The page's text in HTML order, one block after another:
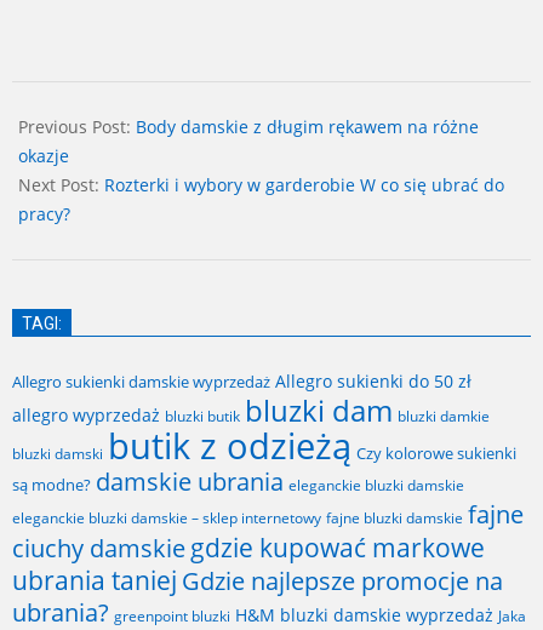
11-
05
Previous Post: Body damskie z długim rękawem na różne
okazje
Next Post: Rozterki i wybory w garderobie W co się ubrać do
pracy?
TAGI:
Allegro sukienki damskie wyprzedaż Allegro sukienki do 50 zł
allegro wyprzedaż bluzki butik bluzki dam bluzki damkie
bluzki damski butik z odzieżą Czy kolorowe sukienki
są modne? damskie ubrania eleganckie bluzki damskie
eleganckie bluzki damskie – sklep internetowy fajne bluzki damskie fajne
ciuchy damskiegdzie kupować markowe
ubrania taniej Gdzie najlepsze promocje na
ubrania? greenpoint bluzki H&M bluzki damskie wyprzedaż Jaka